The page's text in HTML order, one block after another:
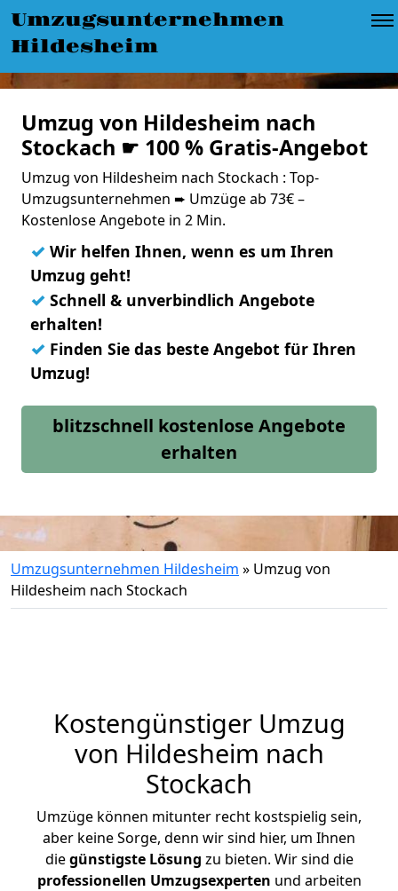
Umzugsunternehmen
Hildesheim
Umzug von Hildesheim nach
Stockach ☛ 100 % Gratis-Angebot
Umzug von Hildesheim nach Stockach : Top-
Umzugsunternehmen ➨ Umzüge ab 73€ –
Kostenlose Angebote in 2 Min.
✓ Wir helfen Ihnen, wenn es um Ihren
Umzug geht!
✓ Schnell & unverbindlich Angebote
erhalten!
✓ Finden Sie das beste Angebot für Ihren
Umzug!
blitzschnell kostenlose Angebote
erhalten
Umzugsunternehmen Hildesheim » Umzug von
Hildesheim nach Stockach
Kostengünstiger Umzug
von Hildesheim nach
Stockach
Umzüge können mitunter recht kostspielig sein,
aber keine Sorge, denn wir sind hier, um Ihnen
diegünstigste Lösung zu bieten. Wir sind die
professionellen Umzugsexperten und arbeiten